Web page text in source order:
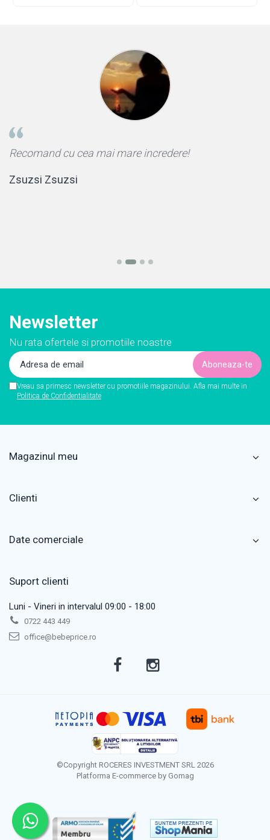
Zsuzsi Zsuzsi
Recomand cu cea mai mare incredere!
Newsletter
Nu rata ofertele si promotiile noastre
Vreau sa primesc newsletter cu promotiile magazinului. Afla mai multe in
Politica de Confidentialitate
Magazinul meu
Clienti
Date comerciale
Suport clienti
Luni - Vineri in intervalul 09:00 - 18:00
0722 443 449
office@bebeprice.ro
©Copyright ROCERES INVESTMENT SRL 2026
Platforma E-commerce by Gomag